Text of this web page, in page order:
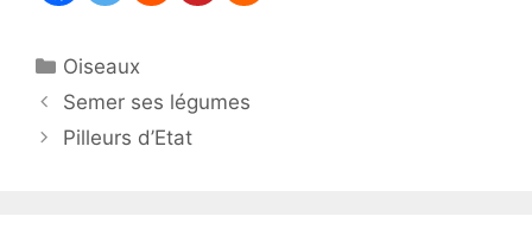
Catégories
Oiseaux
Semer ses légumes
Pilleurs d’Etat